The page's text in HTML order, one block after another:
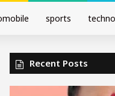
sports
Recent Posts